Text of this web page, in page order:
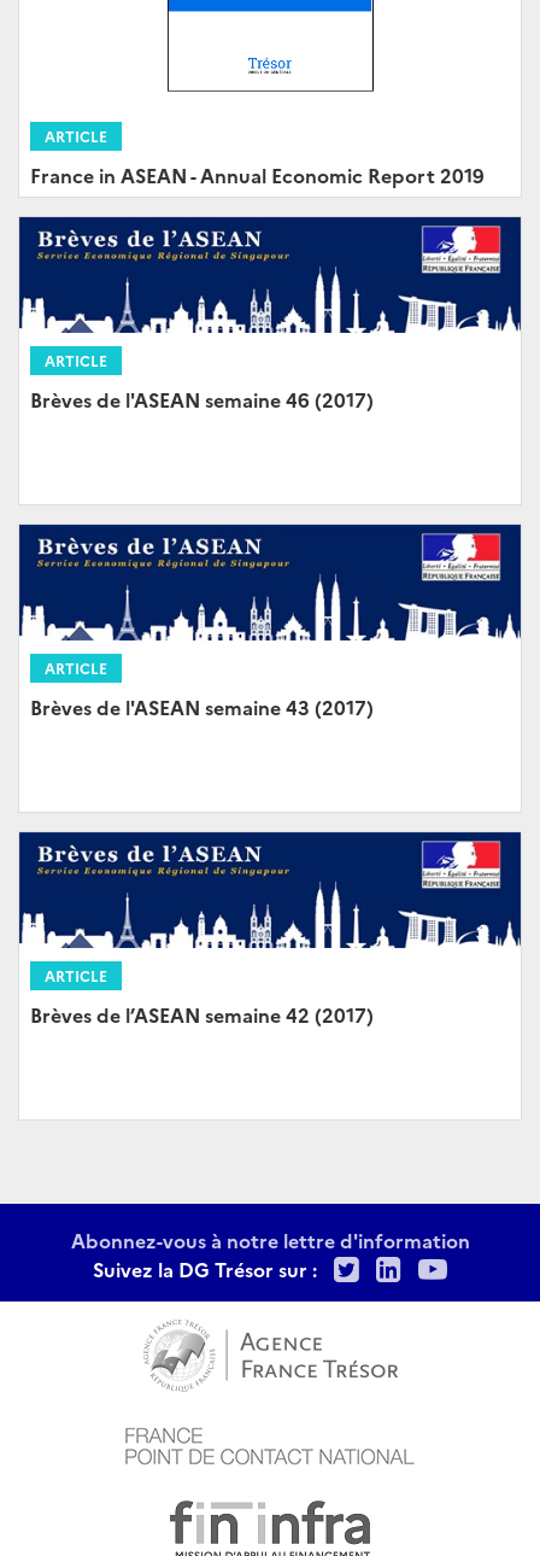
ARTICLE
France in ASEAN - Annual Economic Report 2019
ARTICLE
Brèves de l'ASEAN semaine 46 (2017)
ARTICLE
Brèves de l'ASEAN semaine 43 (2017)
ARTICLE
Brèves de l’ASEAN semaine 42 (2017)
Abonnez-vous à notre lettre d'information
Suivez la DG Trésor sur :
TwitterLinkedIn